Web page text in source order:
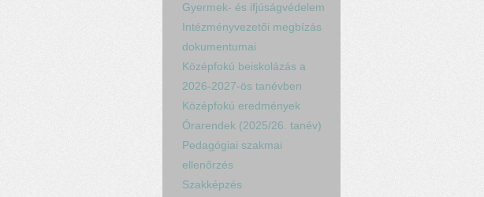
Gyermek- és ifjúságvédelem
Intézményvezetői megbízás
dokumentumai
Középfokú beiskolázás a
2026-2027-ös tanévben
Középfokú eredmények
Órarendek (2025/26. tanév)
Pedagógiai szakmai
ellenőrzés
Szakképzés